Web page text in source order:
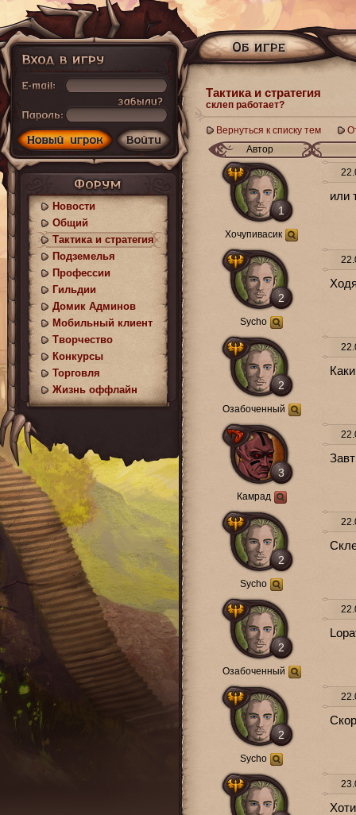
Тактика и стратегия
склеп работает?
Вернуться к списку тем
Автор
1
Хочупивасик
или
2
Sycho
2
Озабоченный
3
Камрад
2
Sycho
2
Озабоченный
2
Sycho
Новости
Общий
Тактика и стратегия
Подземелья
Профессии
Гильдии
Домик Админов
Мобильный клиент
Творчество
Конкурсы
Торговля
Жизнь оффлайн